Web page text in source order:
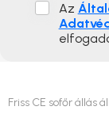
Az
Friss CE sofőr állás